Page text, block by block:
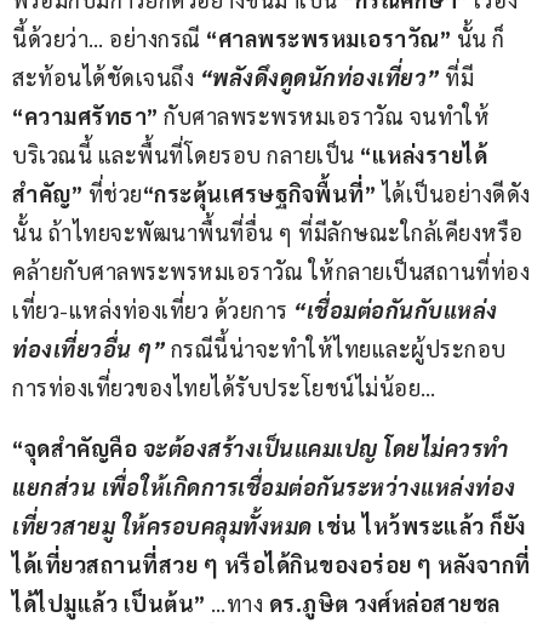
นี้ด้วยว่า… อย่างกรณี “ศาลพระพรหมเอราวัณ” นั้น ก็
สะท้อนได้ชัดเจนถึง “พลังดึงดูดนักท่องเที่ยว” ที่มี
“ความศรัทธา” กับศาลพระพรหมเอราวัณ จนทำให้
บริเวณนี้ และพื้นที่โดยรอบ กลายเป็น “แหล่งรายได้
สำคัญ” ที่ช่วย“กระตุ้นเศรษฐกิจพื้นที่” ได้เป็นอย่างดีดัง
นั้น ถ้าไทยจะพัฒนาพื้นที่อื่น ๆ ที่มีลักษณะใกล้เคียงหรือ
คล้ายกับศาลพระพรหมเอราวัณ ให้กลายเป็นสถานที่ท่อง
เที่ยว-แหล่งท่องเที่ยว ด้วยการ “เชื่อมต่อกันกับแหล่ง
ท่องเที่ยวอื่น ๆ” กรณีนี้น่าจะทำให้ไทยและผู้ประกอบ
การท่องเที่ยวของไทยได้รับประโยชน์ไม่น้อย…
“จุดสำคัญคือ จะต้องสร้างเป็นแคมเปญ โดยไม่ควรทำ
แยกส่วน เพื่อให้เกิดการเชื่อมต่อกันระหว่างแหล่งท่อง
เที่ยวสายมู ให้ครอบคลุมทั้งหมด เช่น ไหว้พระแล้ว ก็ยัง
ได้เที่ยวสถานที่สวย ๆ หรือได้กินของอร่อย ๆ หลังจากที่
ได้ไปมูแล้ว เป็นต้น” …ทาง ดร.ภูษิต วงศ์หล่อสายชล